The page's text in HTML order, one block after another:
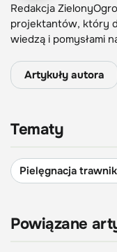
Redakcja
projektantów, który
wiedzą i pomysłami
Artykuły autora
Tematy
Pielęgnacja
Powiązane